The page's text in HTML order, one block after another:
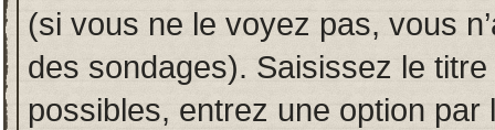
(si vous ne le voyez pas, vous
des sondages). Saisissez le
possibles, entrez une option